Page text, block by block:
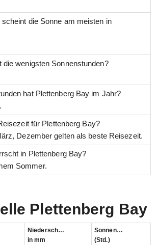
die Sonne am meisten in
die wenigsten Sonnenstunden?
hat Plettenberg Bay im Jahr?
für Plettenberg Bay?
Dezember gelten als beste Reisezeit.
in Plettenberg Bay?
Sommer.
Plettenberg Bay
Niederschlag
in mm
Sonnenstunden
(Std.)